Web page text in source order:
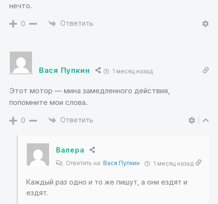
нечто.
0 Ответить
Вася Пупкин 1 месяц назад
Этот мотор — мина замедленного действия,
попомните мои слова.
0 Ответить
Валера
Ответить на Вася Пупкин 1 месяц назад
Каждый раз одно и то же пишут, а они ездят и
ездят.